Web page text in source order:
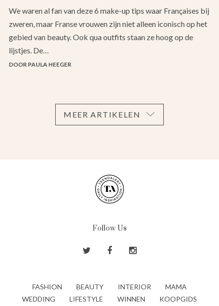
We waren al fan van deze 6 make-up tips waar Françaises bij
zweren, maar Franse vrouwen zijn niet alleen iconisch op het
gebied van beauty. Ook qua outfits staan ze hoog op de
lijstjes. De…
DOOR PAULA HEEGER
MEER ARTIKELEN
Follow Us
FASHION BEAUTY INTERIOR
MAMA
WEDDING
LIFESTYLE WINNEN KOOPGIDS